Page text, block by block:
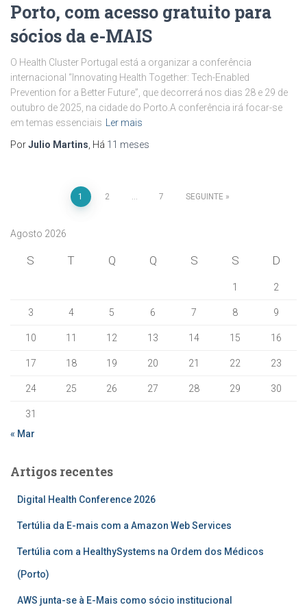
Porto, com acesso gratuito para
sócios da e-MAIS
O Health Cluster Portugal está a organizar a conferência
internacional “Innovating Health Together: Tech-Enabled
Prevention for a Better Future”, que decorrerá nos dias 28 e 29 de
outubro de 2025, na cidade do Porto.A conferência irá focar-se
em temas essenciais
Ler mais
PorJulio Martins , Há 11 meses
Paginação
dos
conteúdos
1 2 … 7 SEGUINTE
Agosto 2026
S T Q Q S S D
1 2
3 4 5 6 7 8 9
10 11 12 13 14 15 16
17 18 19 20 21 22 23
24 25 26 27 28 29 30
31
« Mar
Artigos recentes
Digital Health Conference 2026
Tertúlia da E-mais com a Amazon Web Services
Tertúlia com a HealthySystems na Ordem dos Médicos
(Porto)
AWS junta-se à E-Mais como sócio institucional